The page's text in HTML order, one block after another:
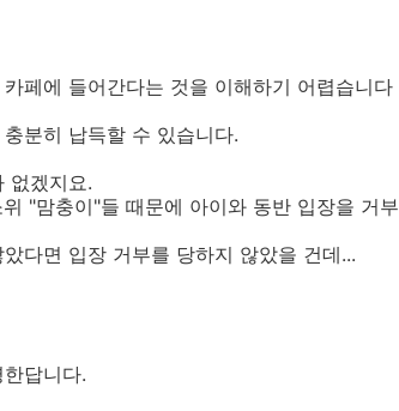
페에 들어간다는 것을 이해하기 어렵습니다
분히 납득할 수 있습니다.
없겠지요.
"맘충이"들 때문에 아이와 동반 입장을 거부
다면 입장 거부를 당하지 않았을 건데...
답니다.